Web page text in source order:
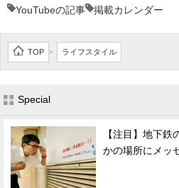
YouTubeの記事 掲載カレンダー
TOP > ライフスタイル
Special
【注目】地下鉄
かの場所にメッ